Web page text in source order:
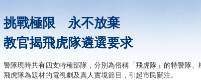
挑戰極限 永不放棄
教官揭飛虎隊遴選要求
警隊現時共有四支特種部隊，分別為俗稱「飛虎隊」的特警隊
飛虎隊為題材的電視劇及真人實境節目，引起市民關注。